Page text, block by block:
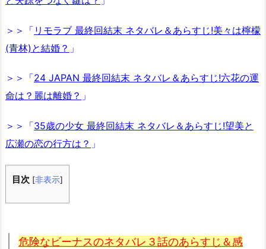
＞＞「 リモラブ 最終回結末 ネタバレ＆あらすじ!美々は檸檬
(青林)と結婚？ 」
＞＞「24 JAPAN 最終回結末 ネタバレ＆あらすじ!六花の運
命は？麗は離婚？ 」
＞＞「35歳の少女 最終回結末 ネタバレ＆あらすじ!望美と
広瀬の恋の行方は？ 」
目次 [非表示]
危険なビーナスのネタバレ３話のあらすじ＆感